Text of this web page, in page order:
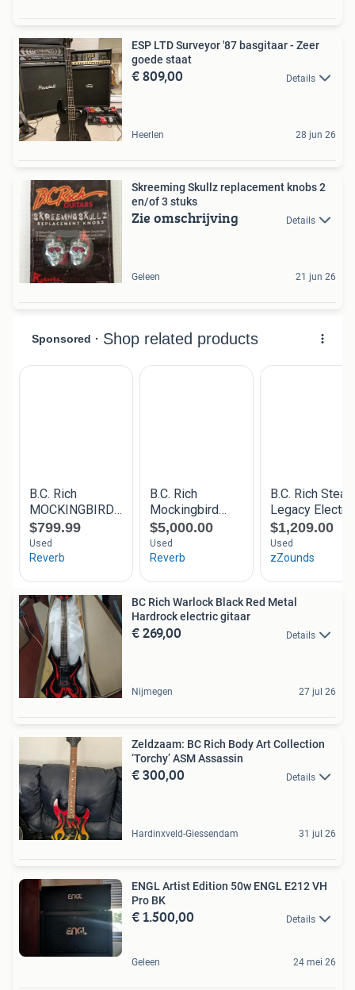
ESP LTD Surveyor '87 basgitaar - Zeer
goede staat
€ 809,00 Details
Heerlen 28 jun 26
Skreeming Skullz replacement knobs 2
en/of 3 stuks
Zie omschrijving Details
Geleen 21 jun 26
BC Rich Warlock Black Red Metal
Hardrock electric gitaar
€ 269,00 Details
Nijmegen 27 jul 26
Zeldzaam: BC Rich Body Art Collection
‘Torchy’ ASM Assassin
€ 300,00 Details
Hardinxveld-Giessendam 31 jul 26
ENGL Artist Edition 50w ENGL E212 VH
Pro BK
€ 1.500,00 Details
Geleen 24 mei 26